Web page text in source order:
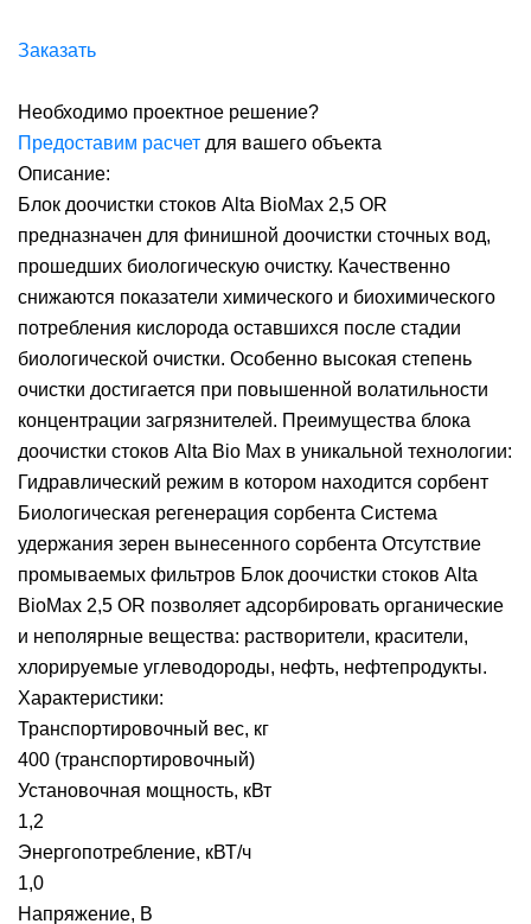
Заказать
Необходимо проектное решение?
Предоставим расчет для вашего объекта
Описание:
Блок доочистки стоков Alta BioMax 2,5 OR
предназначен для финишной доочистки сточных вод,
прошедших биологическую очистку. Качественно
снижаются показатели химического и биохимического
потребления кислорода оставшихся после стадии
биологической очистки. Особенно высокая степень
очистки достигается при повышенной волатильности
концентрации загрязнителей. Преимущества блока
доочистки стоков Alta Bio Max в уникальной технологии:
Гидравлический режим в котором находится сорбент
Биологическая регенерация сорбента Система
удержания зерен вынесенного сорбента Отсутствие
промываемых фильтров Блок доочистки стоков Alta
BioMax 2,5 OR позволяет адсорбировать органические
и неполярные вещества: растворители, красители,
хлорируемые углеводороды, нефть, нефтепродукты.
Характеристики:
Транспортировочный вес, кг
400 (транспортировочный)
Установочная мощность, кВт
1,2
Энергопотребление, кВТ/ч
1,0
Напряжение, В